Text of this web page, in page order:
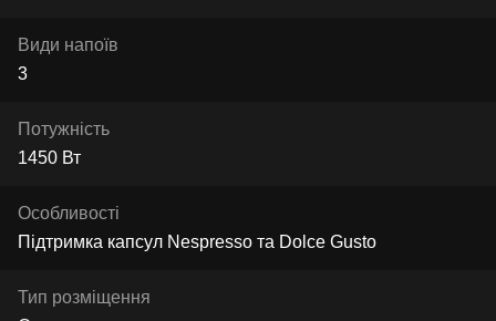
Види напоїв
3
Потужність
1450 Вт
Особливості
Підтримка капсул Nespresso та Dolce Gusto
Тип розміщення